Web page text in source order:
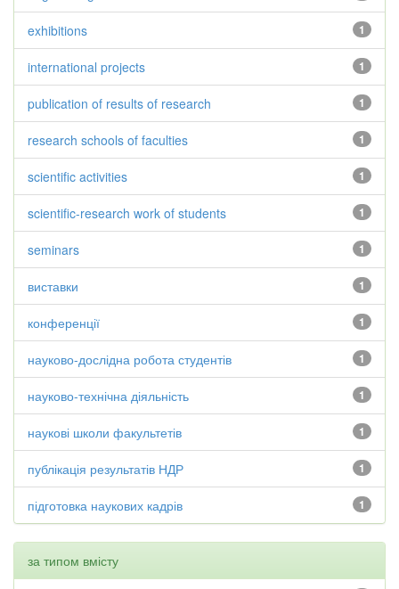
1
exhibitions
1
international projects
1
publication of results of research
1
research schools of faculties
1
scientific activities
1
scientific-research work of students
1
seminars
1
виставки
1
конференції
1
науково-дослідна робота студентів
1
науково-технічна діяльність
1
наукові школи факультетів
1
публікація результатів НДР
1
підготовка наукових кадрів
за типом вмісту